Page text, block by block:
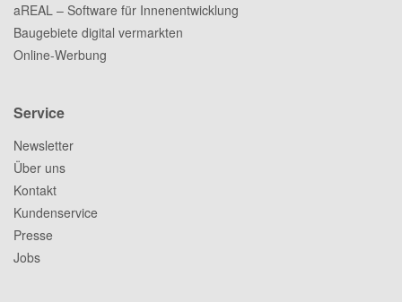
aREAL – Software für Innenentwicklung
Baugebiete digital vermarkten
Online-Werbung
Service
Newsletter
Über uns
Kontakt
Kundenservice
Presse
Jobs